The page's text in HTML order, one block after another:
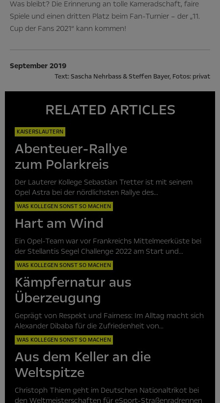
Was bleibt? Die Erinnerung an tolle Kameradschaft, faire
Spiele und einen dritten Platz beim Fan-Turnier – der „11.
Cup der Fans 2021“ kann kommen!
September 2019
Text: Sascha Nehrbass & Steffen Bayer, Fotos: privat
RELATED ARTICLES
KAISERSLAUTERN
Abenteuer-Rallye
zum Polarkreis
Der Lauterer Kollege Sebastian Tretter ist mit seinem
Opel Astra bei der nördlichsten Rallye des...
WAS KOLLEGEN SONST SO MACHEN
Hart am Wind
Ein Opel-Team war vor Frankreichs Mittelmeerküste bei
der Stellantis Segel Challenge 2022 am Start und...
WAS KOLLEGEN SONST SO MACHEN
Kämpfernatur aus
Überzeugung
Geprägt von Respekt und Fairness: Im Alltag macht sich
Alexander Dibaba für die Zufriedenheit von...
WAS KOLLEGEN SONST SO MACHEN
Aus dem Keller an die
Weltspitze
Christoph Thiem geht im Deutschen Nationaltrikot bei
den Weltmeisterschaften für eSport-Straßenradrennen